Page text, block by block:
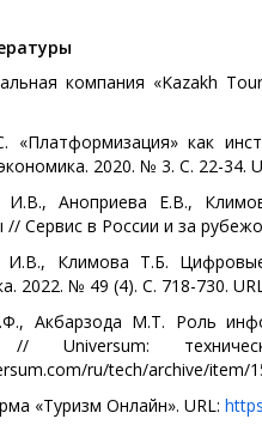
компания «Kazakh
«Платформизация» как
2020. № 3. С. 22-34.
И.В., Аноприева Е.В.,
// Сервис в России и за
И.В., Климова Т.Б.
2022. № 49 (4). С. 718-730.
Акбарзода М.Т. Роль
// Universum:
ru/tech/archive/item/
«Туризм Онлайн». URL: